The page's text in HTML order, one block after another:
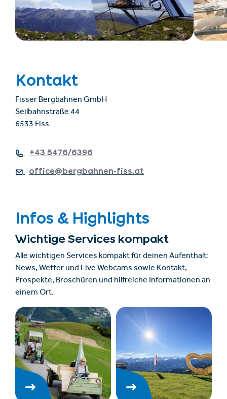
Kontakt
Fisser Bergbahnen GmbH
Seilbahnstraße 44
6533 Fiss
+43 5476/6396
office@bergbahnen-fiss.at
Infos & Highlights
Wichtige Services kompakt
Alle wichtigen Services kompakt für deinen Aufenthalt:
News, Wetter und Live Webcams sowie Kontakt,
Prospekte, Broschüren und hilfreiche Informationen an
einem Ort.